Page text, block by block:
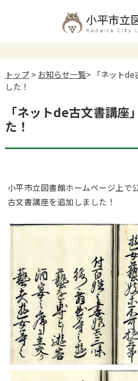
トップ > お知らせ一覧> 「ネットde
した！
「ネットde古文書講座
た！
小平市立図書館ホームページ上で
古文書講座を追加しました！